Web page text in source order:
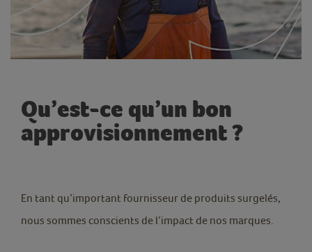
Qu’est-ce qu’un bon
approvisionnement ?
En tant qu’important fournisseur de produits surgelés,
nous sommes conscients de l’impact de nos marques.